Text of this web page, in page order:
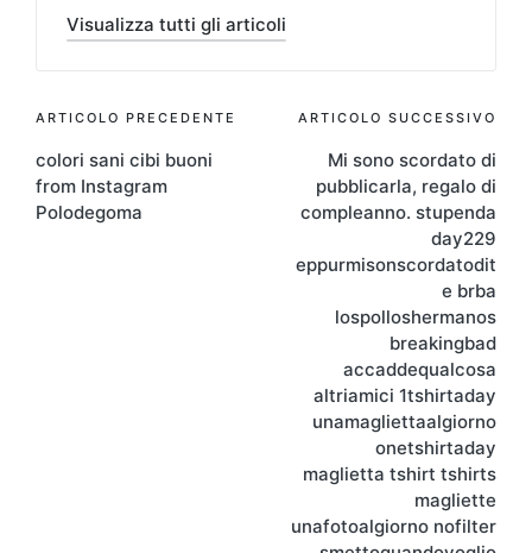
Visualizza tutti gli articoli
Navigazione
articoli
ARTICOLO PRECEDENTE
colori sani cibi buoni
from Instagram
Polodegoma
ARTICOLO SUCCESSIVO
Mi sono scordato di
pubblicarla, regalo di
compleanno. stupenda
day229
eppurmisonscordatodit
e brba
lospolloshermanos
breakingbad
accaddequalcosa
altriamici 1tshirtaday
unamagliettaalgiorno
onetshirtaday
maglietta tshirt tshirts
magliette
unafotoalgiorno nofilter